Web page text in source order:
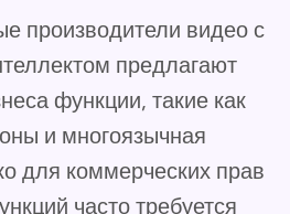
производители видео с
предлагают
функции, такие как
и многоязычная
для коммерческих прав
часто требуется